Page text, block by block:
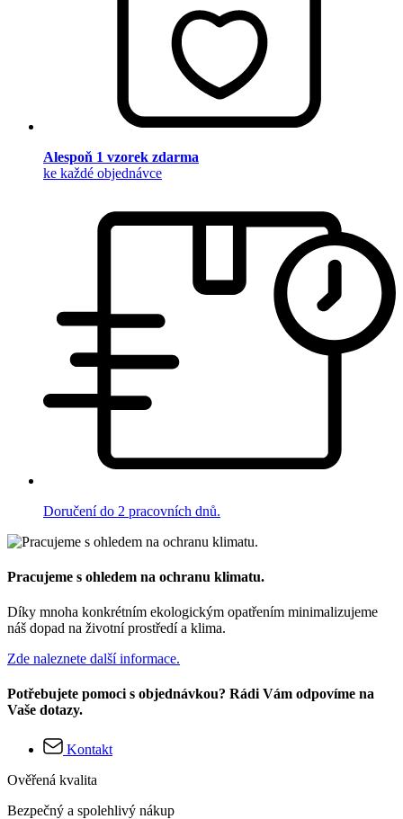
Alespoň 1 vzorek zdarma
ke každé objednávce
Doručení do 2 pracovních dnů.
Pracujeme s ohledem na ochranu klimatu.
Díky mnoha konkrétním ekologickým opatřením minimalizujeme
náš dopad na životní prostředí a klima.
Zde naleznete další informace.
Potřebujete pomoci s objednávkou? Rádi Vám odpovíme na
Vaše dotazy.
Kontakt
Ověřená kvalita
Bezpečný a spolehlivý nákup